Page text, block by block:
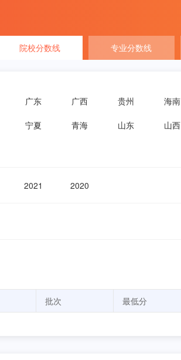
院校分数线 专业分数线
广东 广西 贵州 海南
宁夏 青海 山东 山西
2021 2020
批次 最低分